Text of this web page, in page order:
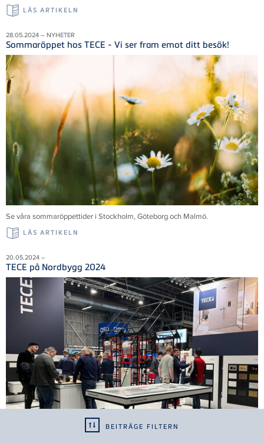
BEITRÄGE FILTERN
LÄS ARTIKELN
28.05.2024 – NYHETER
Sommaröppet hos TECE - Vi ser fram emot ditt besök!
Se våra sommaröppettider i Stockholm, Göteborg och Malmö.
LÄS ARTIKELN
20.05.2024 –
TECE på Nordbygg 2024